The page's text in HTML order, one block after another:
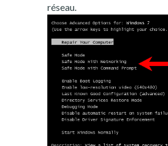
réseau.